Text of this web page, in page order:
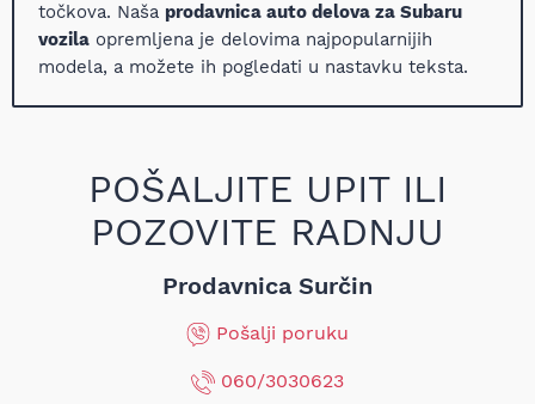
točkova. Naša prodavnica auto delova za Subaru
vozila opremljena je delovima najpopularnijih
modela, a možete ih pogledati u nastavku teksta.
POŠALJITE UPIT ILI
POZOVITE RADNJU
Prodavnica Surčin
Pošalji poruku
060/3030623